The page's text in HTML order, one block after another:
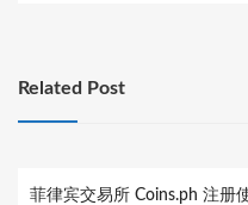
Related Post
菲律宾交易所 Coins.ph 注册